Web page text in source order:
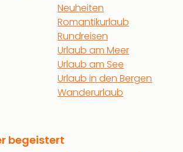
Neuheiten
Romantikurlaub
Rundreisen
Urlaub am Meer
Urlaub am See
Urlaub in den Bergen
Wanderurlaub
begeistert